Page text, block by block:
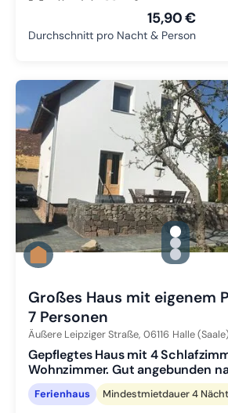
15,90 €
Durchschnitt pro Nacht & Person
Zu Slide
Zu Slide
Zu Slide 3
Großes Haus mit eigenem
7 Personen
Äußere Leipziger Straße, 06116 Halle (Saale)
Gepflegtes Haus mit 4
Wohnzimmer. Gut angebunden
Ferienhaus Mindestmietdauer 4